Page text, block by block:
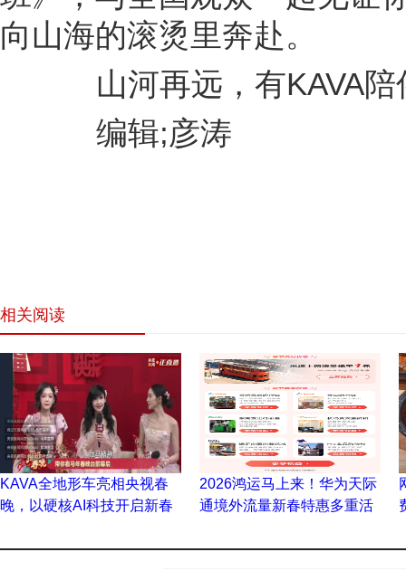
山河再远，有KAVA陪
编辑;彦涛
KAVA全地形车亮相央视春
晚，以硬核AI科技开启新春
新纪元
2026鸿运马上来！华为天际
通境外流量新春特惠多重活
动上线